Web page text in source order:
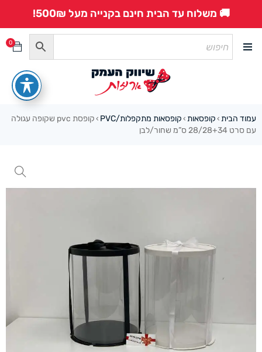
🚚 משלוח עד הבית חינם בקנייה מעל 500₪!
0
עמוד הבית › קופסאות › קופסאות מתקפלות/PVC ›
קופסת pvc שקופה עגולה
עם סרט 28/28+34 ס”מ שחור/לבן